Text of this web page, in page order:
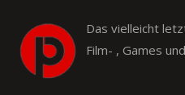
Das vielleicht
Film- , Games